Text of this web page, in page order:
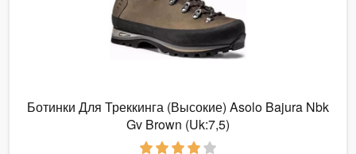
Ботинки Для Треккинга (Высокие) Asolo Bajura Nbk
Gv Brown (Uk:7,5)